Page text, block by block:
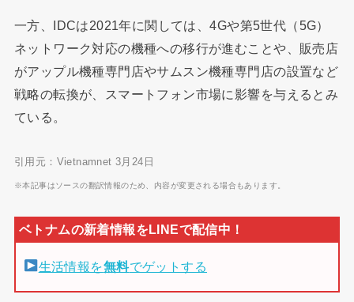
一方、IDCは2021年に関しては、4Gや第5世代（5G）
ネットワーク対応の機種への移行が進むことや、販売店
がアップル機種専門店やサムスン機種専門店の設置など
戦略の転換が、スマートフォン市場に影響を与えるとみ
ている。
引用元：Vietnamnet 3月24日
※本記事はソースの翻訳情報のため、内容が変更される場合もあります。
生活情報を無料でゲットする